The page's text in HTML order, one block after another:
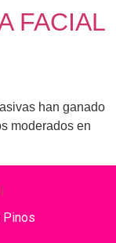
FACIAL
han ganado
moderados en
Pinos